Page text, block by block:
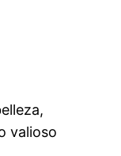
valioso